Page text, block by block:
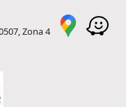
Zona 4